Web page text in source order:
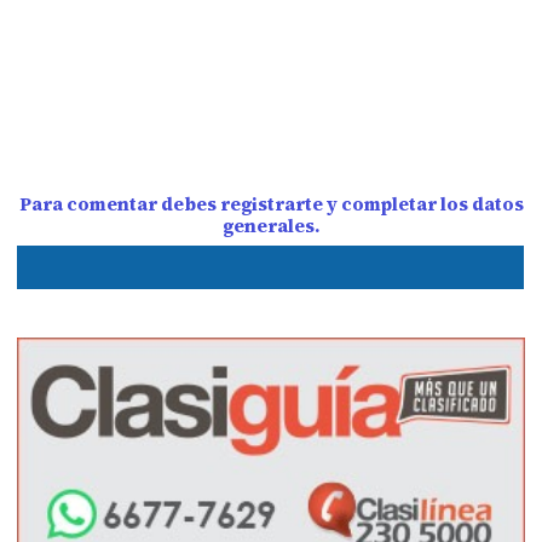
Para comentar debes registrarte y completar los datos
generales.